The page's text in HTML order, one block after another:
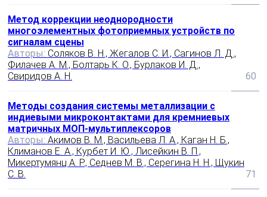
Метод коррекции неоднородности
многоэлементных фотоприемных устройств по
сигналам сцены
Авторы: Соляков В. Н., Жегалов С. И., Сагинов Л. Д.,
Филачев А. М., Болтарь К. О., Бурлаков И. Д.,
Свиридов А. Н.
60
Методы создания системы металлизации с
индиевыми микроконтактами для кремниевых
матричных МОП-мультиплексоров
Авторы: Акимов В. М., Васильева Л. А., Каган Н. Б.,
Климанов Е. А., Курбет И. Ю., Лисейкин В. П.,
Микертумянц А. Р., Седнев М. В., Серегина Н. Н., Щукин
С. В.
71